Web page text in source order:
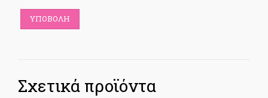
Σχετικά προϊόντα